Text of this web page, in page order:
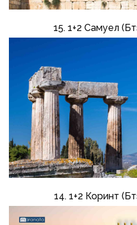
15. 1+2 Самуел
14. 1+2 Коринт